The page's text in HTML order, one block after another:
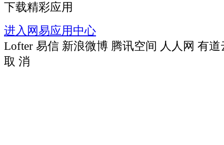
下载精彩应用
进入网易应用中心
Lofter 易信 新浪微博 腾讯空间 人人网 有道
取 消